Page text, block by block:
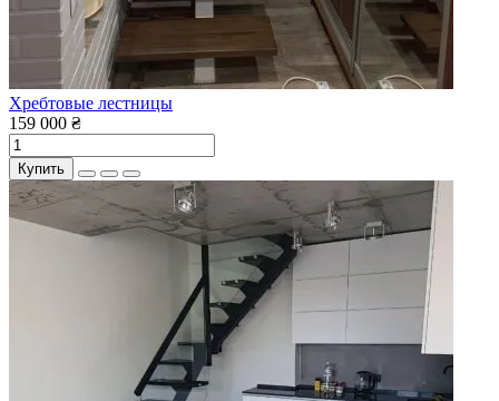
Хребтовые лестницы
159 000 ₴
Купить